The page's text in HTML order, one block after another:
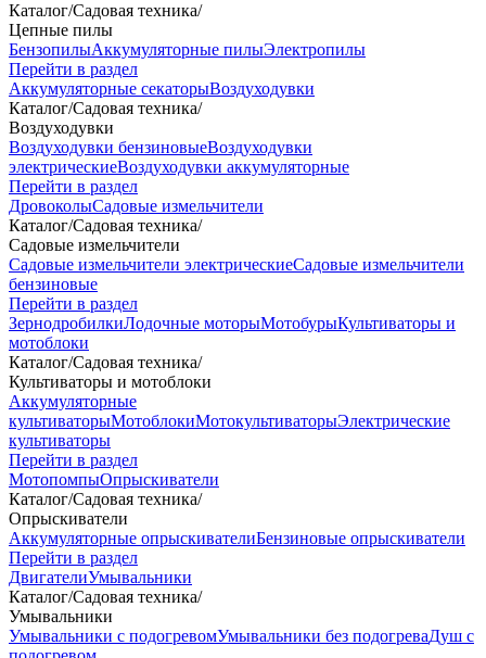
Каталог/Садовая техника/
Цепные пилы
БензопилыАккумуляторные пилыЭлектропилы
Перейти в раздел
Аккумуляторные секаторыВоздуходувки
Каталог/Садовая техника/
Воздуходувки
Воздуходувки бензиновыеВоздуходувки
электрическиеВоздуходувки аккумуляторные
Перейти в раздел
ДровоколыСадовые измельчители
Каталог/Садовая техника/
Садовые измельчители
Садовые измельчители электрическиеСадовые измельчители
бензиновые
Перейти в раздел
ЗернодробилкиЛодочные моторыМотобурыКультиваторы и
мотоблоки
Каталог/Садовая техника/
Культиваторы и мотоблоки
Аккумуляторные
культиваторыМотоблокиМотокультиваторыЭлектрические
культиваторы
Перейти в раздел
МотопомпыОпрыскиватели
Каталог/Садовая техника/
Опрыскиватели
Аккумуляторные опрыскивателиБензиновые опрыскиватели
Перейти в раздел
ДвигателиУмывальники
Каталог/Садовая техника/
Умывальники
Умывальники с подогревомУмывальники без подогреваДуш с